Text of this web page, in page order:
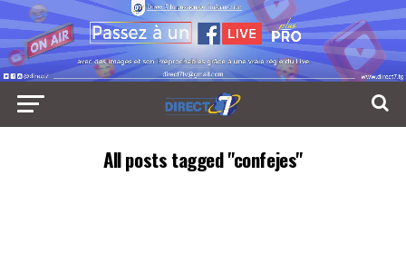
All posts tagged "confejes"